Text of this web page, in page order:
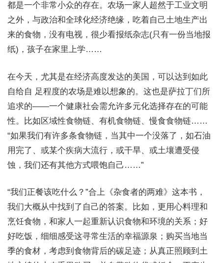
都是一个非常小众的存在。农场一家人超然于工业文明
之外，与政治和全球化经济绝缘，吃着自己土地生产出
来的食物，没有电视，很少看报纸杂志(只有一份当地报
纸)，孩子在家里上学……
在今天，尤其是在经济高度发达的美国，可以达到如此
自给自 足程度的农场是难以想象的。这也是萨拉丁们所
追求的——一个健康社会需允许多元化选择存在的可能
性。比如区域性食物链、有机食物链、慢食食物链……
“如果我们有许多条食物链，当其中一个没落了，如石油
用完了、或某个疾病大流行，或干旱、或土壤遭受侵
蚀，我们还有其他方式喂饱自己……”
“我们正餐该吃什么？”合上《杂食者的两难》这本书，
我们大概从中找到了自己的答案。比如，更用心料理和
烹饪食物，和家人一起重新认识食物和环境的关系；好
好吃饭，细细感受这寻常生活的幸福源泉；购买当地当
季的食材，考虑到食物背后的碳足迹；从真正照顾到土